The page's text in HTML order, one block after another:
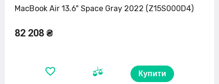
MacBook Air 13.6" Space Gray 2022 (Z15S000D4)
82 208 ₴
Купити